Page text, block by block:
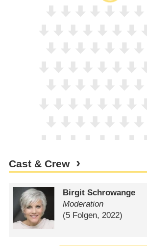
Cast & Crew
Birgit Schrowange
Moderation
(5 Folgen, 2022)